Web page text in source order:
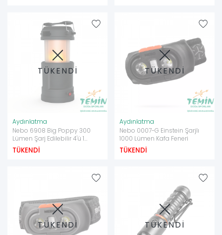
TÜKENDİ
Aydınlatma
Nebo 6908 Big Poppy 300
Lümen Şarj Edilebilir 4'ü 1
Arada Led Fener
TÜKENDİ
TÜKENDİ
Aydınlatma
Nebo 0007-G Einstein Şarjlı
1000 Lümen Kafa Feneri
TÜKENDİ
TÜKENDİ TÜKENDİ